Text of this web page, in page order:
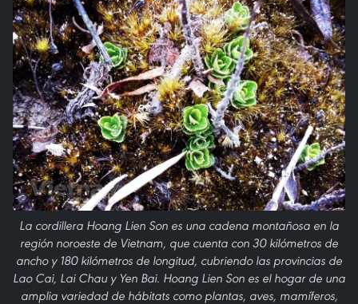
La cordillera Hoang Lien Son es una cadena montañosa en la
región noroeste de Vietnam, que cuenta con 30 kilómetros de
ancho y 180 kilómetros de longitud, cubriendo las provincias de
Lao Cai, Lai Chau y Yen Bai. Hoang Lien Son es el hogar de una
amplia variedad de hábitats como plantas, aves, mamíferos,